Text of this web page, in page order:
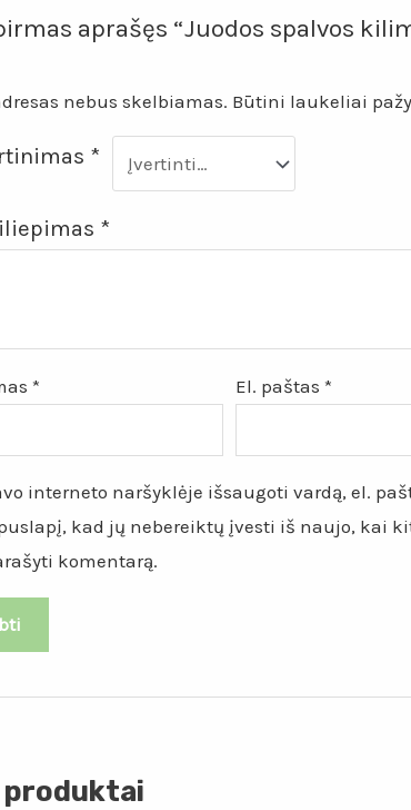
aprašęs “Juodos spalvos
nebus skelbiamas. Būtini laukeliai
*
*
* El. paštas*
interneto naršyklėje išsaugoti vardą, el.
kad jų nebereiktų įvesti iš naujo, kai
komentarą.
produktai